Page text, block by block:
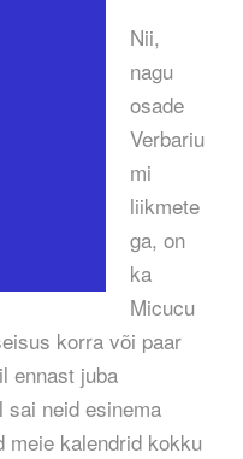
Nii,
nagu
osade
Verbariu
mi
liikmete
ga, on
ka
Micucu
korra või paar
ennast juba
sai neid esinema
meie kalendrid kokku